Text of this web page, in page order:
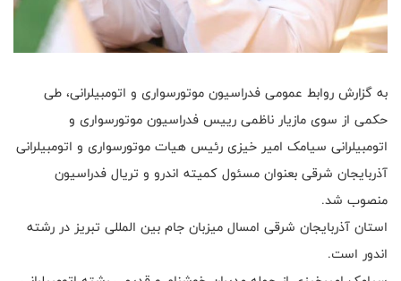
به گزارش روابط عمومی فدراسیون موتورسواری و اتومبیلرانی، طی
حکمی از سوی مازیار ناظمی رییس فدراسیون موتورسواری و
اتومبیلرانی سیامک امیر خیزی رئیس هیات موتورسواری و اتومبیلرانی
آذربایجان شرقی بعنوان مسئول کمیته اندرو و تریال فدراسیون
منصوب شد.
استان آذربایجان شرقی امسال میزبان جام بین المللی تبریز در رشته
اندور است.